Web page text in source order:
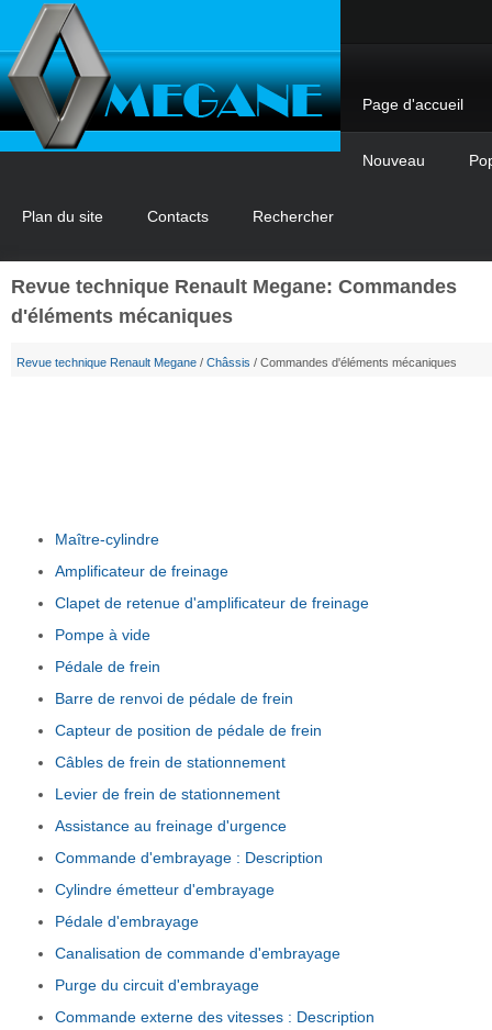
Page d'accueil
Nouveau
Plan du site Contacts Rechercher
Revue technique Renault Megane: Commandes
d'éléments mécaniques
Revue technique Renault Megane / Châssis / Commandes d'éléments mécaniques
Maître-cylindre
Amplificateur de freinage
Clapet de retenue d'amplificateur de freinage
Pompe à vide
Pédale de frein
Barre de renvoi de pédale de frein
Capteur de position de pédale de frein
Câbles de frein de stationnement
Levier de frein de stationnement
Assistance au freinage d'urgence
Commande d'embrayage : Description
Cylindre émetteur d'embrayage
Pédale d'embrayage
Canalisation de commande d'embrayage
Purge du circuit d'embrayage
Commande externe des vitesses : Description